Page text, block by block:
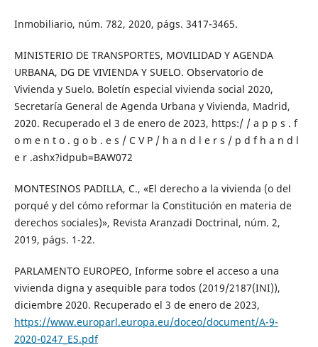
Inmobiliario, núm. 782, 2020, págs. 3417-3465.
MINISTERIO DE TRANSPORTES, MOVILIDAD Y AGENDA
URBANA, DG DE VIVIENDA Y SUELO. Observatorio de
Vivienda y Suelo. Boletín especial vivienda social 2020,
Secretaría General de Agenda Urbana y Vivienda, Madrid,
2020. Recuperado el 3 de enero de 2023, https:/ / a p p s . f
o m e n t o . g o b . e s / C V P / h a n d l e r s / p d f h a n d l
e r .ashx?idpub=BAW072
MONTESINOS PADILLA, C., «El derecho a la vivienda (o del
porqué y del cómo reformar la Constitución en materia de
derechos sociales)», Revista Aranzadi Doctrinal, núm. 2,
2019, págs. 1-22.
PARLAMENTO EUROPEO, Informe sobre el acceso a una
vivienda digna y asequible para todos (2019/2187(INI)),
diciembre 2020. Recuperado el 3 de enero de 2023,
https://www.europarl.europa.eu/doceo/document/A-9-
2020-0247_ES.pdf